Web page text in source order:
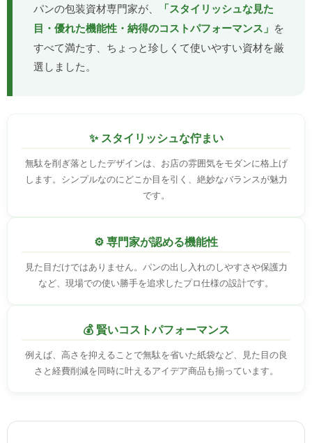
パンの包装資材専門家が、
「スタイリッシュな見た
目・優れた機能性・納得のコストパフォーマンス」 を
すべて満たす、ちょっと珍しくて使いやすい資材を厳
選しました。
✨ スタイリッシュな佇まい
無駄を削ぎ落としたデザインは、お店の雰囲気をモダンに格上げ
します。シンプルなのにどこか目を引く、絶妙なバランスが魅力
です。
⚙️ 専門家が認める機能性
見た目だけではありません。パンの出し入れのしやすさや保護力
など、現場での使い勝手を追求したプロ仕様の設計です。
💰 賢いコストパフォーマンス
例えば、高さを抑えることで無駄を省いた紙袋など、見た目の良
さと経費削減を同時に叶えるアイデア商品も揃っています。